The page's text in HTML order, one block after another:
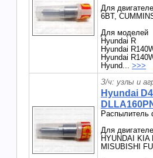
Для
6BT,
Для моделей
Hyundai R
Hyundai
Hyundai
Hyund... >>>
З/ч: узлы и
Hyundai
Распылитель
Для
HYUNDAI KIA
MISUBISHI